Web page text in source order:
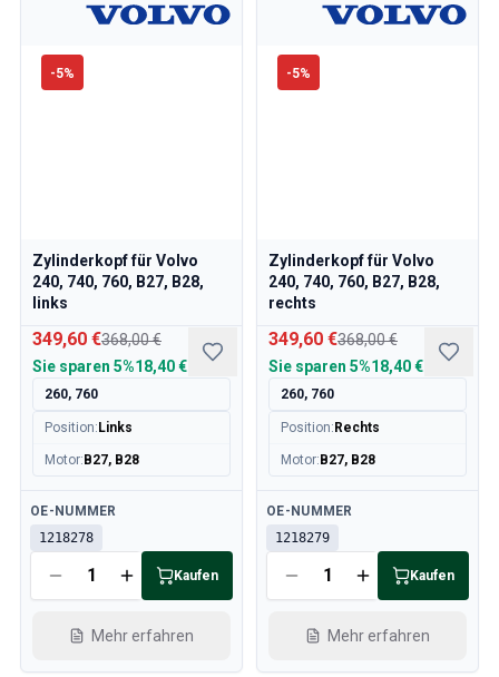
Kühlsystem
Gasgestänge
Fahrwerk & Lenkung
Aktion des Monats
-5%
Zylinderkopf für Volvo
240, 740, 760, B27, B28,
links
349,60 €368,00 €
Sie sparen 5%18,40 €
260, 760
Position: Links
Motor: B27, B28
Verfügbar
OE-NUMMER
1218278
Kaufen
Mehr erfahren
-5%
Zylinderkopf für Volvo
240, 740, 760, B27, B28,
rechts
349,60 €368,00 €
Sie sparen 5%18,40 €
260, 760
Position: Rechts
Motor: B27, B28
Verfügbar
OE-NUMMER
1218279
Kaufen
Mehr erfahren